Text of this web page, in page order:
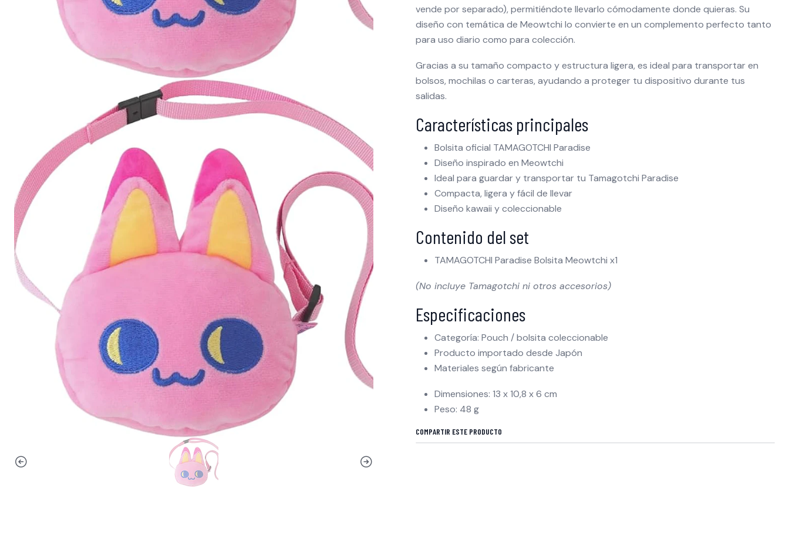
vende por separado), permitiéndote llevarlo cómodamente donde quieras. Su
diseño con temática de Meowtchi lo convierte en un complemento perfecto tanto
para uso diario como para colección.
Gracias a su tamaño compacto y estructura ligera, es ideal para transportar en
bolsos, mochilas o carteras, ayudando a proteger tu dispositivo durante tus
salidas.
Características principales
Bolsita oficial TAMAGOTCHI Paradise
Diseño inspirado en Meowtchi
Ideal para guardar y transportar tu Tamagotchi Paradise
Compacta, ligera y fácil de llevar
Diseño kawaii y coleccionable
Contenido del set
TAMAGOTCHI Paradise Bolsita Meowtchi x1
(No incluye Tamagotchi ni otros accesorios)
Especificaciones
Categoría: Pouch / bolsita coleccionable
Producto importado desde Japón
Materiales según fabricante
Dimensiones: 13 x 10,8 x 6 cm
Peso: 48 g
COMPARTIR ESTE PRODUCTO